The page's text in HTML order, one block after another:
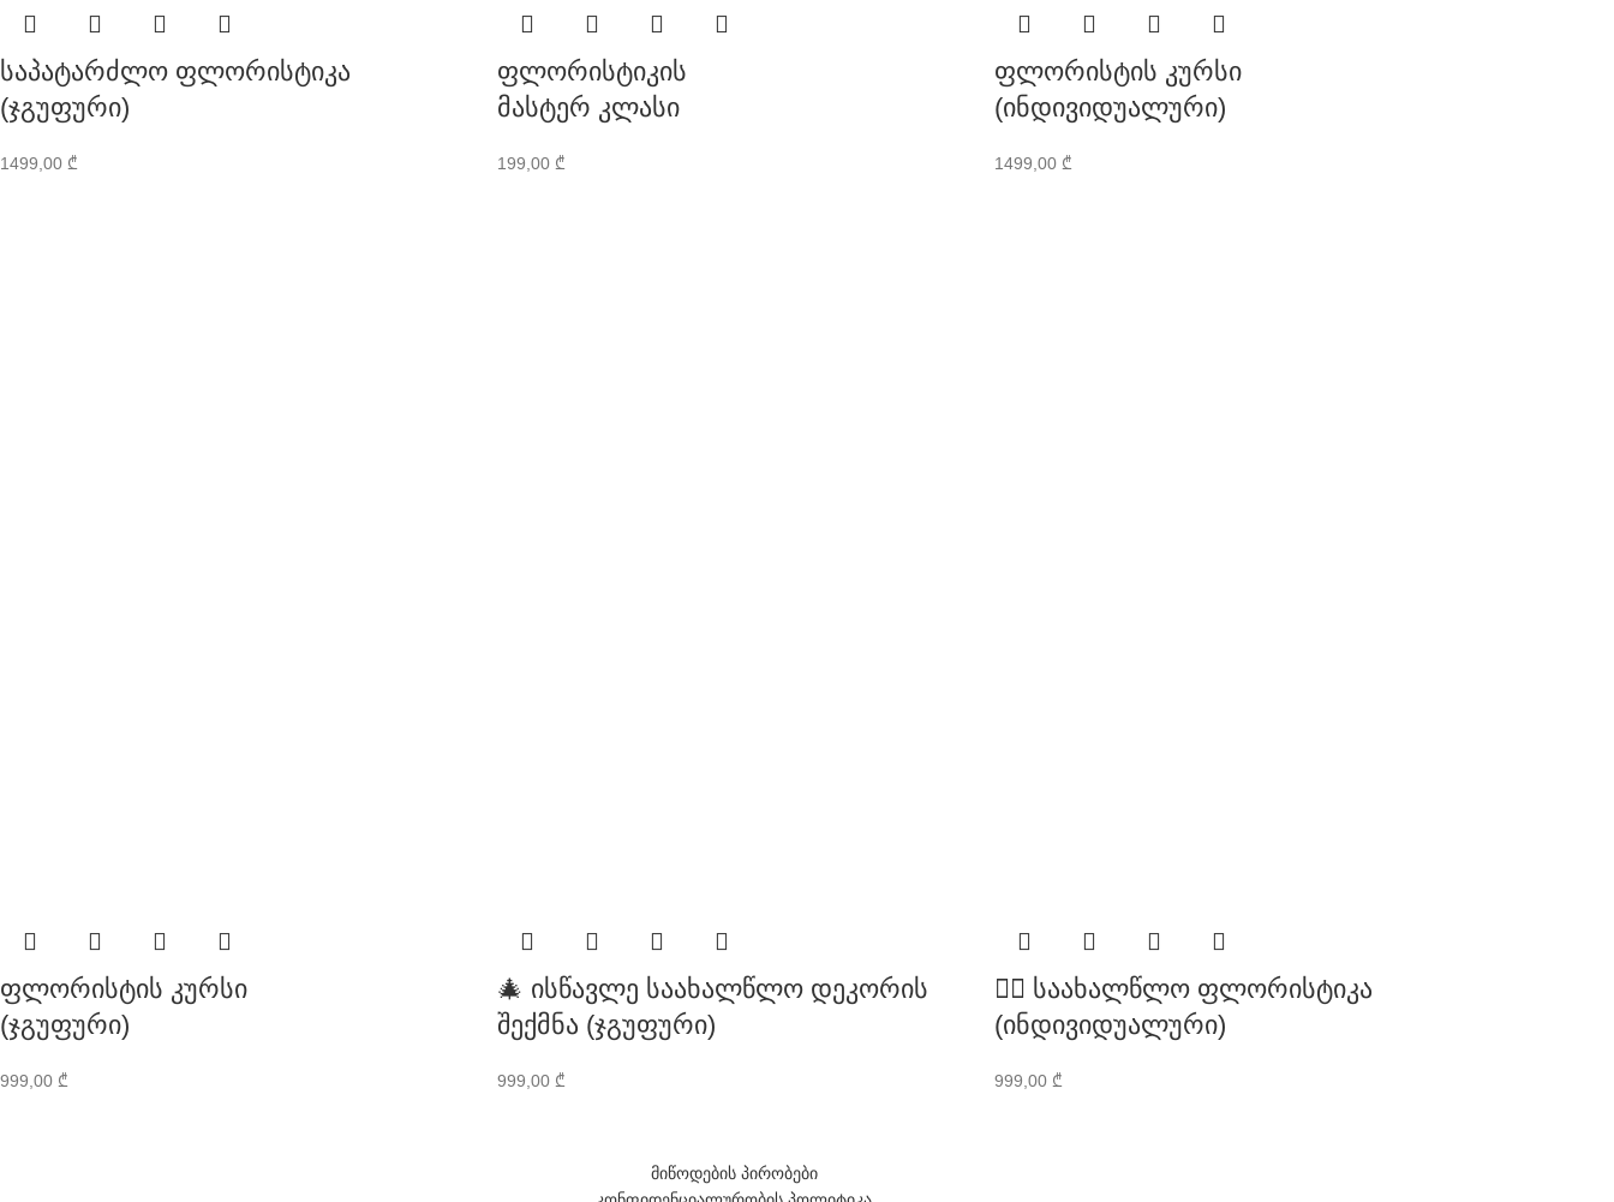
საპატარძლო ფლორისტიკა
(ჯგუფური)
1499,00 ₾
ფლორისტიკის
მასტერ კლასი
199,00 ₾
ფლორისტის კურსი
(ინდივიდუალური)
1499,00 ₾
ფლორისტის კურსი
(ჯგუფური)
999,00 ₾
🎄 ისწავლე საახალწლო დეკორის
შექმნა (ჯგუფური)
999,00 ₾
👰‍♀️ საახალწლო ფლორისტიკა
(ინდივიდუალური)
999,00 ₾
მიწოდების პირობები